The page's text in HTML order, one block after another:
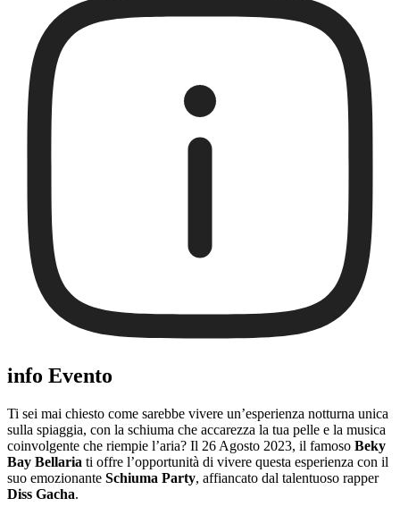
info Evento
Ti sei mai chiesto come sarebbe vivere un’esperienza notturna unica
sulla spiaggia, con la schiuma che accarezza la tua pelle e la musica
coinvolgente che riempie l’aria? Il 26 Agosto 2023, il famoso Beky
Bay Bellaria ti offre l’opportunità di vivere questa esperienza con il
suo emozionante Schiuma Party, affiancato dal talentuoso rapper
Diss Gacha.